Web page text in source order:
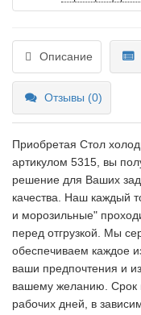
Описание
Отзывы (0)
Приобретая Стол
артикулом 5315, вы
решение для Ваших
качества. Наш каждый
и морозильные"
перед отгрузкой. Мы
обеспечиваем каждое
ваши предпочтения и
вашему желанию. Срок
рабочих дней, в